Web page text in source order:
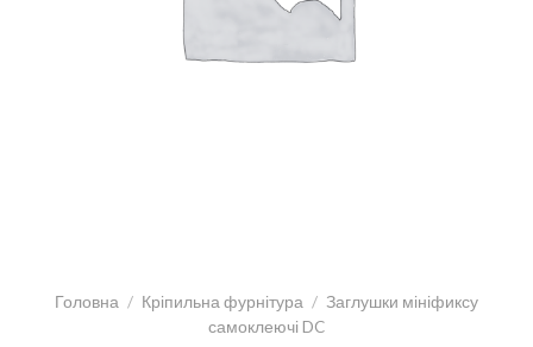
Головна / Кріпильна фурнітура / Заглушки мініфиксу
самоклеючі DC